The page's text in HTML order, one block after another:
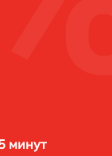
минут